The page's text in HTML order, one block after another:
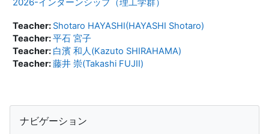
Teacher: Shotaro HAYASHI(HAYASHI Shotaro)
Teacher:平石 宮子
Teacher: 白濱 和人(Kazuto SHIRAHAMA)
Teacher:藤井 崇(Takashi FUJII)
ブロック
ナビゲーション